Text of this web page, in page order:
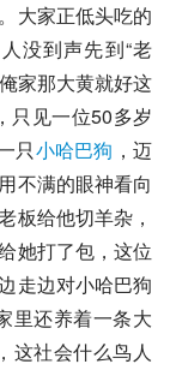
大家正低头吃的
没到声先到“老
家那大黄就好这
只见一位50多岁
只小哈巴狗 ，迈
不满的眼神看向
板给他切羊杂，
她打了包，这位
走边对小哈巴狗
里还养着一条大
这社会什么鸟人